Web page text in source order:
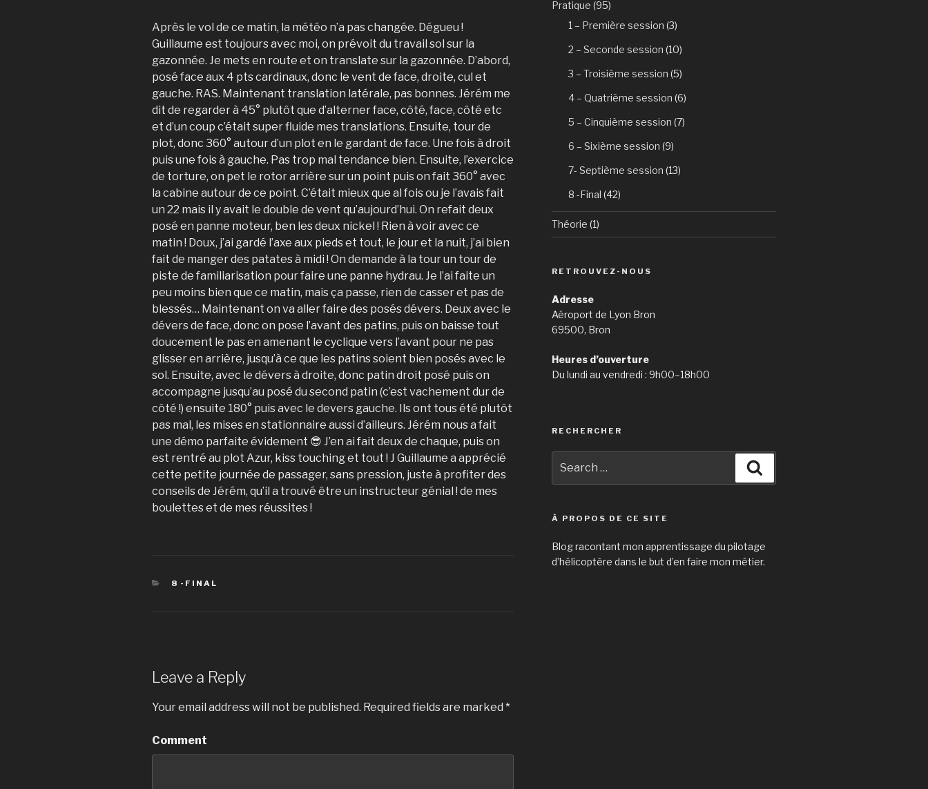
Après le vol de ce matin, la météo n’a pas changée. Dégueu !
Guillaume est toujours avec moi, on prévoit du travail sol sur la
gazonnée. Je mets en route et on translate sur la gazonnée. D’abord,
posé face aux 4 pts cardinaux, donc le vent de face, droite, cul et
gauche. RAS. Maintenant translation latérale, pas bonnes. Jérém me
dit de regarder à 45° plutôt que d’alterner face, côté, face, côté etc
et d’un coup c’était super fluide mes translations. Ensuite, tour de
plot, donc 360° autour d’un plot en le gardant de face. Une fois à droit
puis une fois à gauche. Pas trop mal tendance bien. Ensuite, l’exercice
de torture, on pet le rotor arrière sur un point puis on fait 360° avec
la cabine autour de ce point. C’était mieux que al fois ou je l’avais fait
un 22 mais il y avait le double de vent qu’aujourd’hui. On refait deux
posé en panne moteur, ben les deux nickel ! Rien à voir avec ce
matin ! Doux, j’ai gardé l’axe aux pieds et tout, le jour et la nuit, j’ai bien
fait de manger des patates à midi ! On demande à la tour un tour de
piste de familiarisation pour faire une panne hydrau. Je l’ai faite un
peu moins bien que ce matin, mais ça passe, rien de casser et pas de
blessés… Maintenant on va aller faire des posés dévers. Deux avec le
dévers de face, donc on pose l’avant des patins, puis on baisse tout
doucement le pas en amenant le cyclique vers l’avant pour ne pas
glisser en arrière, jusqu’à ce que les patins soient bien posés avec le
sol. Ensuite, avec le dévers à droite, donc patin droit posé puis on
accompagne jusqu’au posé du second patin (c’est vachement dur de
côté !) ensuite 180° puis avec le devers gauche. Ils ont tous été plutôt
pas mal, les mises en stationnaire aussi d’ailleurs. Jérém nous a fait
une démo parfaite évidement 😎 J’en ai fait deux de chaque, puis on
est rentré au plot Azur, kiss touching et tout ! J Guillaume a apprécié
cette petite journée de passager, sans pression, juste à profiter des
conseils de Jérém, qu’il a trouvé être un instructeur génial ! de mes
boulettes et de mes réussites !
CATEGORIES
8 -FINAL
Leave a Reply
Your email address will not be published. Required fields are marked *
Comment
Pratique (95)
1 – Première session (3)
2 – Seconde session (10)
3 – Troisième session (5)
4 – Quatrième session (6)
5 – Cinquième session (7)
6 – Sixième session (9)
7- Septième session (13)
8 -Final (42)
Théorie (1)
RETROUVEZ-NOUS
Adresse
Aéroport de Lyon Bron
69500, Bron
Heures d’ouverture
Du lundi au vendredi : 9h00–18h00
RECHERCHER
for:
À PROPOS DE CE SITE
Blog racontant mon apprentissage du pilotage
d’hélicoptère dans le but d’en faire mon métier.